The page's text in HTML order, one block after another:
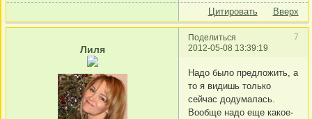
Цитировать Вверх
Поделиться
7
2012-05-08 13:39:19
Лиля
Надо было предложить, а
то я видишь только
сейчас додумалась.
Вообще надо еще какое-